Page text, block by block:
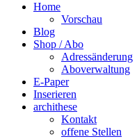
Home
Vorschau
Blog
Shop / Abo
Adressänderung
Aboverwaltung
E-Paper
Inserieren
archithese
Kontakt
offene Stellen